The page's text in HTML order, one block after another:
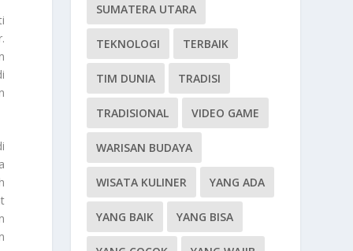
SUMATERA UTARA
TEKNOLOGI TERBAIK
TIM DUNIA TRADISI
TRADISIONAL VIDEO GAME
WARISAN BUDAYA
WISATA KULINER YANG ADA
YANG BAIK YANG BISA